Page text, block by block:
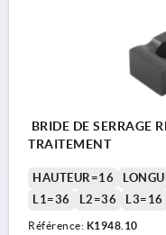
BRIDE DE SERRAGE
TRAITEMENT
HAUTEUR=16
L1=36
L2=36 L3=16
Référence: K1948.10